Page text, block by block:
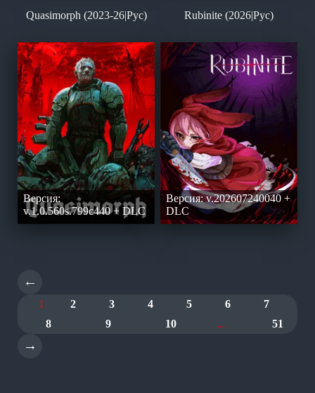
Quasimorph (2023-26|Рус)
Версия:
v.1.0.560s.799c440 + DLC
Rubinite (2026|Рус)
Версия: v.202607240040 +
DLC
←
1 2 3 4 5 6
7
8
9 10 ... 51
→